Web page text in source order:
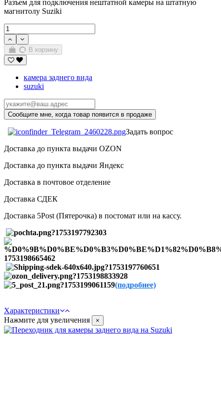
Разъем для подключения нештатной камеры на штатную
магнитолу Suziki
В корзину
камера заднего вида
suzuki
Задать вопрос
Доставка до пункта выдачи OZON
Доставка до пункта выдачи Яндекс
Доставка в почтовое отделение
Доставка СДЕК
Доставка 5Post (Пятерочка) в постомат или на кассу.
(подробнее)
Характеристики
Нажмите для увеличения
×